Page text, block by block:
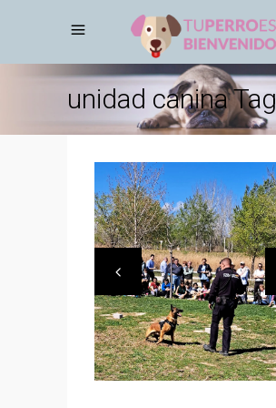
unidad canina Tag